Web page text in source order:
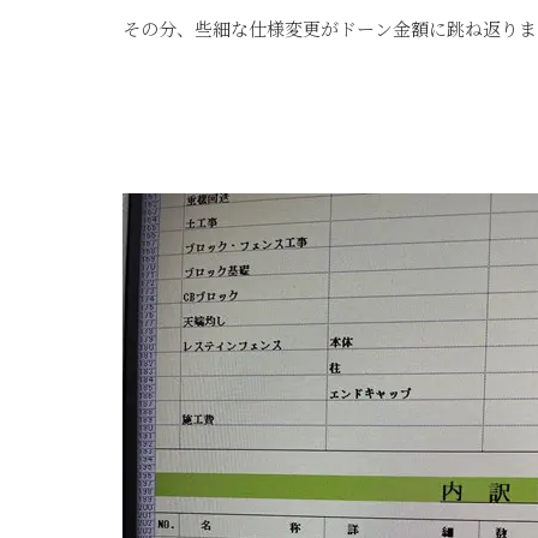
その分、些細な仕様変更がドーン金額に跳ね返り